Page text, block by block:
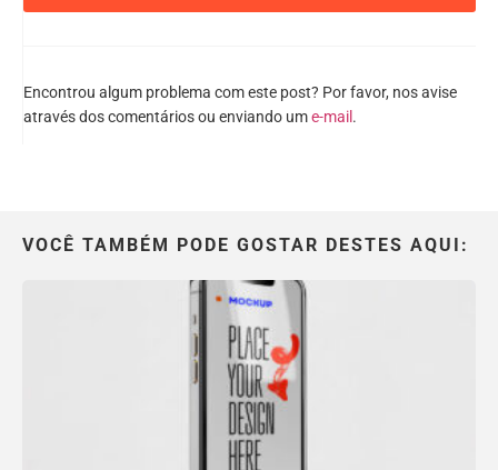
Encontrou algum problema com este post? Por favor, nos avise
através dos comentários ou enviando ume-mail.
VOCÊ TAMBÉM PODE GOSTAR DESTES AQUI: